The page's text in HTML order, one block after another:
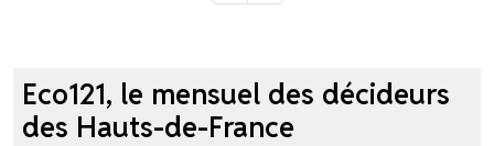
Eco121, le mensuel des décideurs
des Hauts-de-France